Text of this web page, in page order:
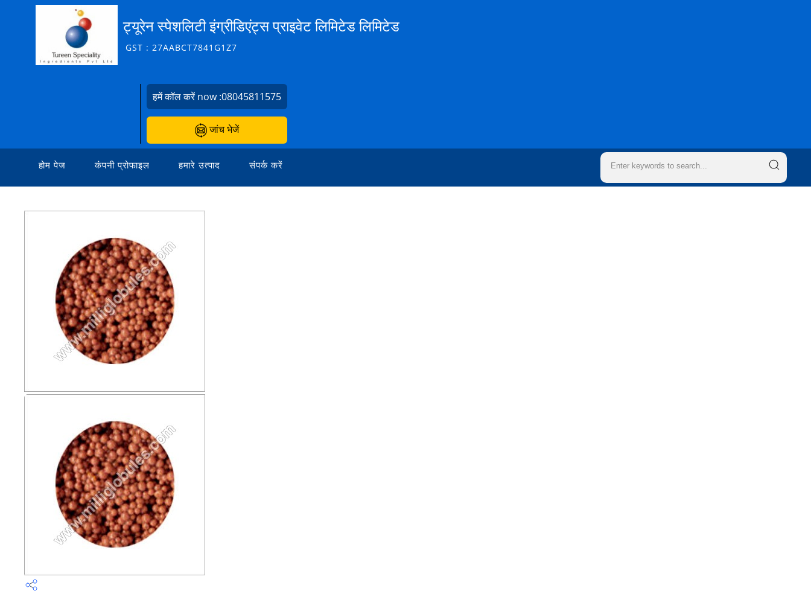
ट्यूरेन स्पेशलिटी इंग्रीडिएंट्स प्राइवेट लिमिटेड लिमिटेड
GST : 27AABCT7841G1Z7
हमें कॉल करें now :08045811575
जांच भेजें
होम पेज कंपनी प्रोफाइल हमारे उत्पाद संपर्क करें